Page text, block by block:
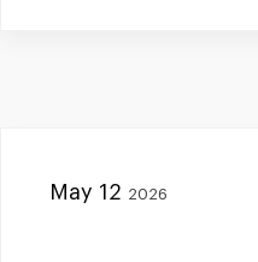
May 12 2026